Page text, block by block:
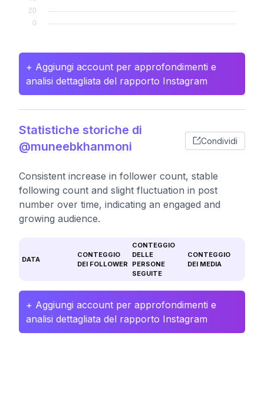
+ Aggiungi account per approfondimenti e
analisi dettagliata del rapporto Instagram
Statistiche storiche di
@muneebkhanmoni
Condividi
Consistent increase in follower count, stable
following count and slight fluctuation in post
number over time, indicating an engaged and
growing audience.
DATA
CONTEGGIO
DEI FOLLOWER
CONTEGGIO
DELLE
PERSONE
SEGUITE
CONTEGGIO
DEI MEDIA
+ Aggiungi account per approfondimenti e
analisi dettagliata del rapporto Instagram